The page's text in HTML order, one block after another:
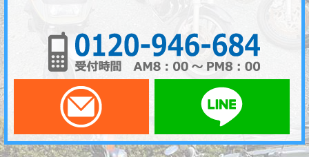
メールでお問い合わせ